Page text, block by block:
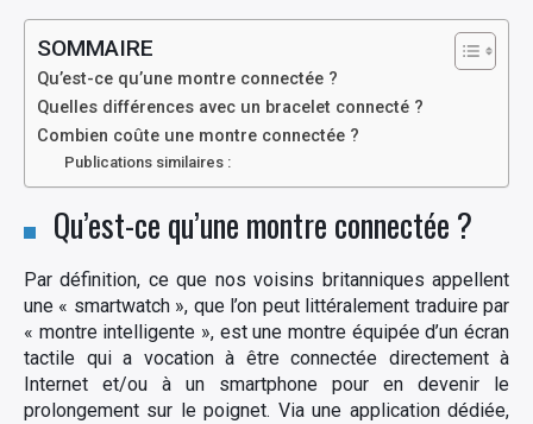
SOMMAIRE
Qu’est-ce qu’une montre connectée ?
Quelles différences avec un bracelet connecté ?
Combien coûte une montre connectée ?
Publications similaires :
Qu’est-ce qu’une montre connectée ?
Par définition, ce que nos voisins britanniques appellent
une « smartwatch », que l’on peut littéralement traduire par
« montre intelligente », est une montre équipée d’un écran
tactile qui a vocation à être connectée directement à
Internet et/ou à un smartphone pour en devenir le
prolongement sur le poignet. Via une application dédiée,